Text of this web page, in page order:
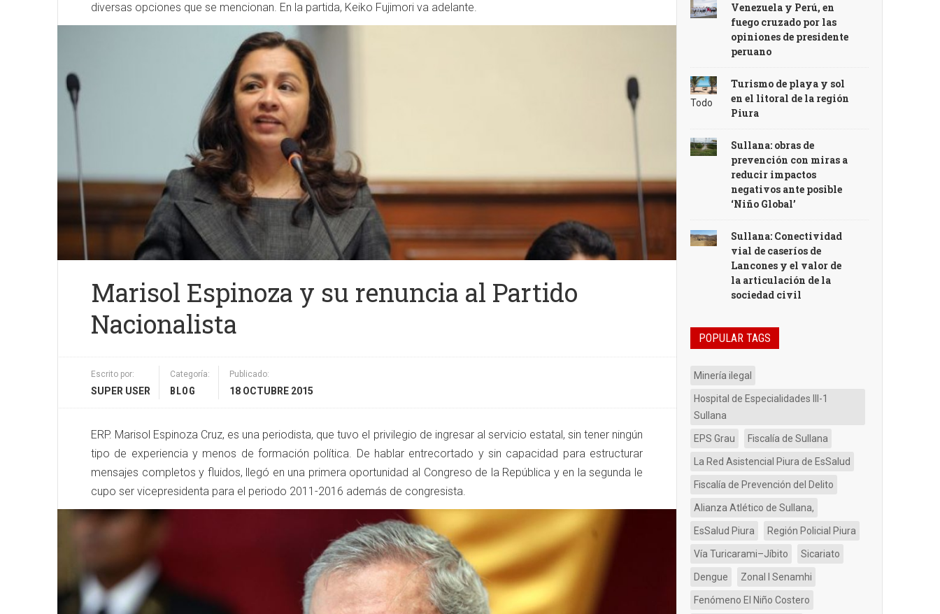
diversas opciones que se mencionan. En la partida, Keiko Fujimori va adelante.
Marisol Espinoza y su renuncia al Partido
Nacionalista
Escrito por:
SUPER USER
Categoría:
BLOG
Publicado:
18 OCTUBRE 2015
ERP. Marisol Espinoza Cruz, es una periodista, que tuvo el privilegio de ingresar al servicio estatal, sin tener ningún
tipo de experiencia y menos de formación política. De hablar entrecortado y sin capacidad para estructurar
mensajes completos y fluidos, llegó en una primera oportunidad al Congreso de la República y en la segunda le
cupo ser vicepresidenta para el periodo 2011-2016 además de congresista.
Venezuela y Perú, en
fuego cruzado por las
opiniones de presidente
peruano
Todo
litoral
piurano,
oferta
Turismo de playa y sol
en el litoral de la región
Piura
Sullana: obras de
prevención con miras a
reducir impactos
negativos ante posible
‘Niño Global’
Sullana: Conectividad
vial de caseríos de
Lancones y el valor de
la articulación de la
sociedad civil
POPULAR TAGS
Minería ilegal
Hospital de Especialidades III-1
Sullana
EPS Grau Fiscalía de Sullana
La Red Asistencial Piura de EsSalud
Fiscalía de Prevención del Delito
Alianza Atlético de Sullana,
EsSalud Piura Región Policial Piura
Vía Turicarami–Jíbito Sicariato
Dengue Zonal I Senamhi
Fenómeno El Niño Costero